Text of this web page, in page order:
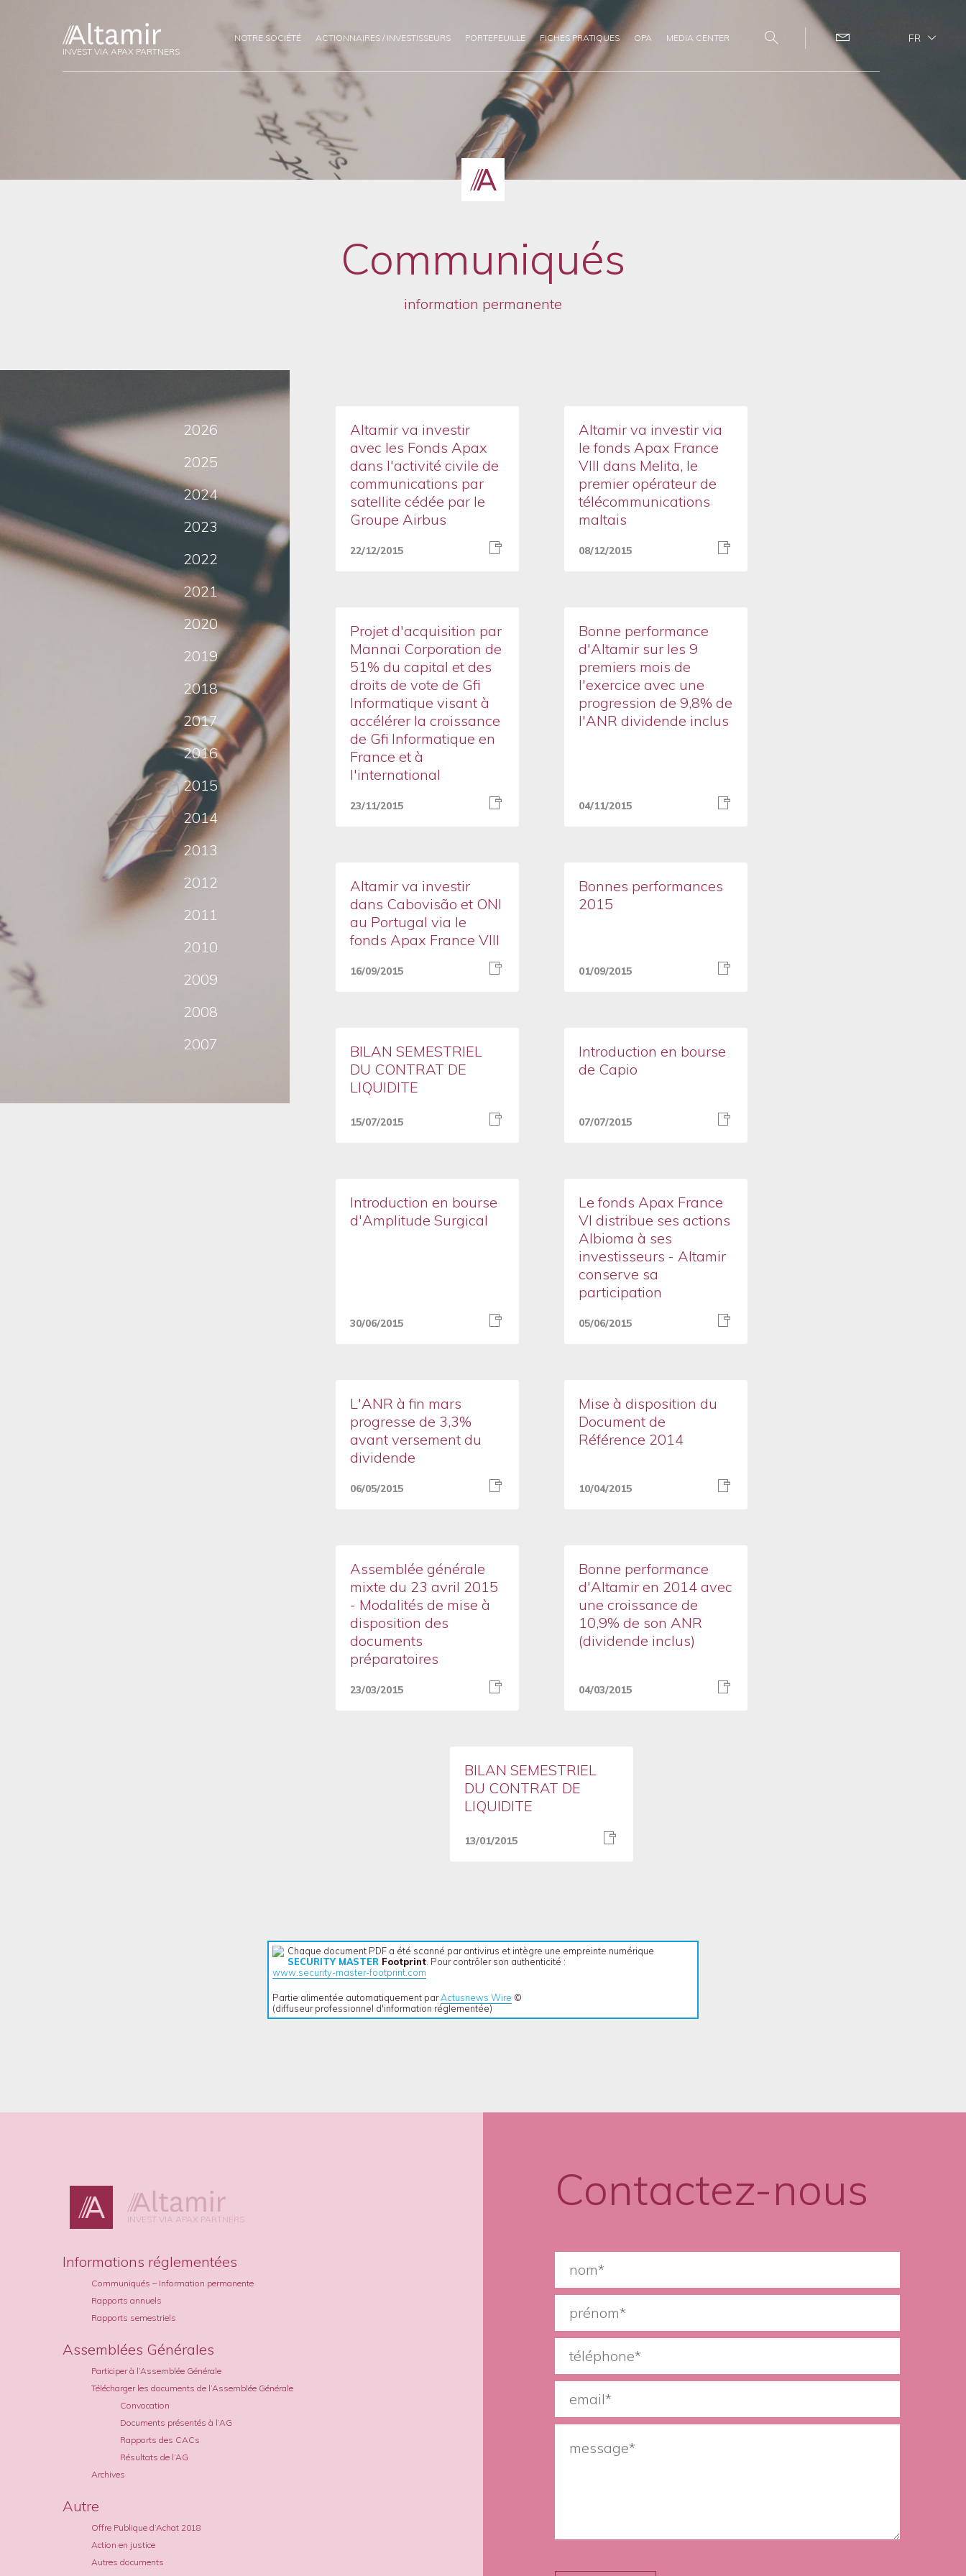
Communiqués
information permanente
2026
2025
2024
2023
2022
2021
2020
2019
2018
2017
2016
2015
2014
2013
2012
2011
2010
2009
2008
2007
Altamir va investir
avec les Fonds Apax
dans l'activité civile de
communications par
satellite cédée par le
Groupe Airbus
22/12/2015
Altamir va investir via
le fonds Apax France
VIII dans Melita, le
premier opérateur de
télécommunications
maltais
08/12/2015
Projet d'acquisition par
Mannai Corporation de
51% du capital et des
droits de vote de Gfi
Informatique visant à
accélérer la croissance
de Gfi Informatique en
France et à
l'international
23/11/2015
Bonne performance
d'Altamir sur les 9
premiers mois de
l'exercice avec une
progression de 9,8% de
l'ANR dividende inclus
04/11/2015
Altamir va investir
dans Cabovisão et ONI
au Portugal via le
fonds Apax France VIII
16/09/2015
Bonnes performances
2015
01/09/2015
BILAN SEMESTRIEL
DU CONTRAT DE
LIQUIDITE
15/07/2015
Introduction en bourse
de Capio
07/07/2015
Introduction en bourse
d'Amplitude Surgical
30/06/2015
Le fonds Apax France
VI distribue ses actions
Albioma à ses
investisseurs - Altamir
conserve sa
participation
05/06/2015
L'ANR à fin mars
progresse de 3,3%
avant versement du
dividende
06/05/2015
Mise à disposition du
Document de
Référence 2014
10/04/2015
Assemblée générale
mixte du 23 avril 2015
- Modalités de mise à
disposition des
documents
préparatoires
23/03/2015
Bonne performance
d'Altamir en 2014 avec
une croissance de
10,9% de son ANR
(dividende inclus)
04/03/2015
BILAN SEMESTRIEL
DU CONTRAT DE
LIQUIDITE
13/01/2015
Chaque document PDF a été scanné par antivirus et intègre une empreinte numérique
SECURITY MASTER Footprint . Pour contrôler son authenticité :
www.security-master-footprint.com
Partie alimentée automatiquement parActusnews Wire ©
(diffuseur professionnel d'information réglementée)
Contactez-nous
INVEST VIA APAX PARTNERS
Informations réglementées
Communiqués – Information permanente
Rapports annuels
Rapports semestriels
Assemblées Générales
Participer à l’Assemblée Générale
Télécharger les documents de l’Assemblée Générale
Convocation
Documents présentés à l’AG
Rapports des CACs
Résultats de l’AG
Archives
Autre
Offre Publique d’Achat 2018
Action en justice
Autres documents
INVEST VIA APAX PARTNERS
FR
NOTRE SOCIÉTÉ ACTIONNAIRES / INVESTISSEURS PORTEFEUILLE FICHES PRATIQUES OPA MEDIA CENTER Search Contact